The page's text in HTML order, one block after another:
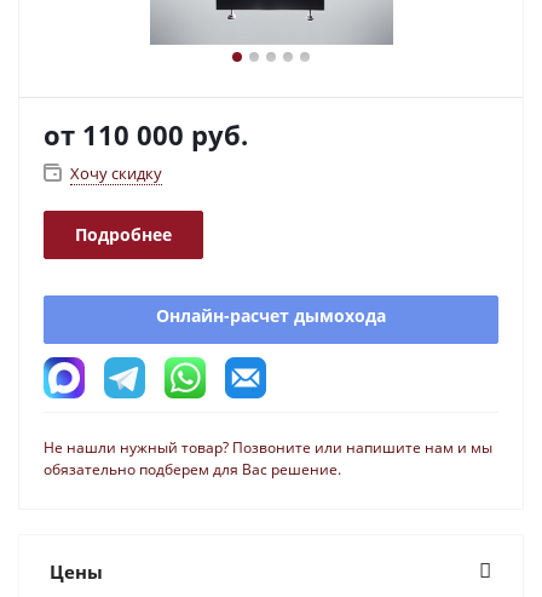
от 110 000 руб.
Хочу скидку
Подробнее
Онлайн-расчет дымохода
Не нашли нужный товар? Позвоните или напишите нам и мы
обязательно подберем для Вас решение.
Цены